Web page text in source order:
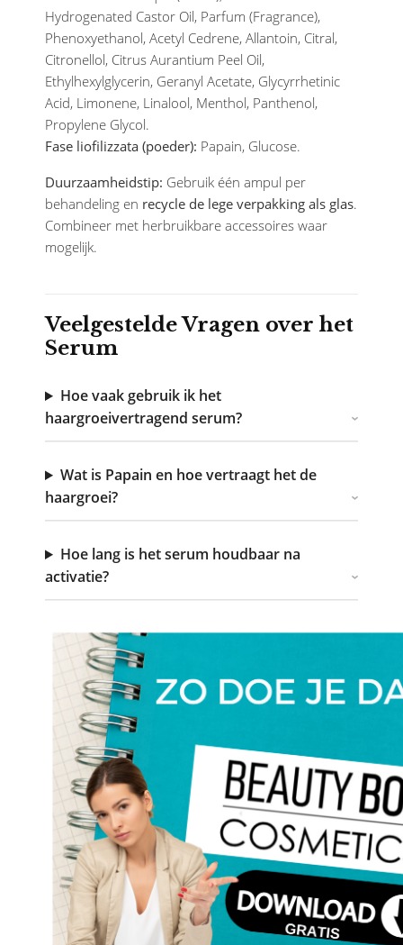
Hydrogenated Castor Oil, Parfum (Fragrance),
Phenoxyethanol, Acetyl Cedrene, Allantoin, Citral,
Citronellol, Citrus Aurantium Peel Oil,
Ethylhexylglycerin, Geranyl Acetate, Glycyrrhetinic
Acid, Limonene, Linalool, Menthol, Panthenol,
Propylene Glycol.
Fase liofilizzata (poeder): Papain, Glucose.
Duurzaamheidstip: Gebruik één ampul per
behandeling en recycle de lege verpakking als glas.
Combineer met herbruikbare accessoires waar
mogelijk.
Veelgestelde Vragen over het
Serum
Hoe vaak gebruik ik het
haargroeivertragend serum?
Wat is Papain en hoe vertraagt het de
haargroei?
Hoe lang is het serum houdbaar na
activatie?